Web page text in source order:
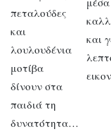
πεταλούδες
και
λουλουδένια
μοτίβα
δίνουν στα
παιδιά τη
δυνατότητα…
και